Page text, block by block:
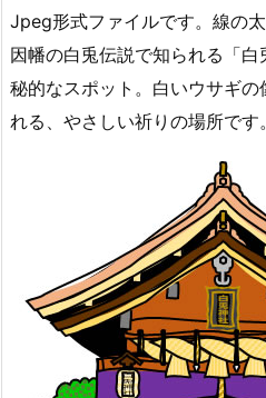
Jpeg形式ファイルです。線の太
因幡の白兎伝説で知られる「
秘的なスポット。白いウサギ
れる、やさしい祈りの場所です。